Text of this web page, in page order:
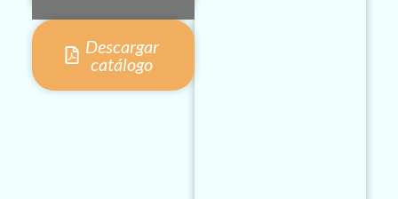
Descargar
catálogo